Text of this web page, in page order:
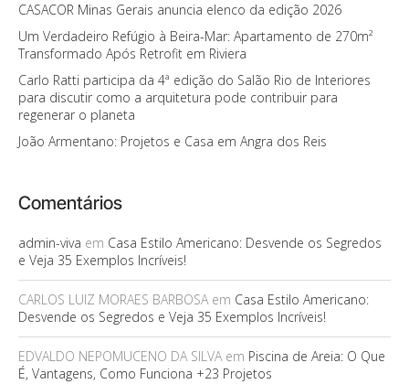
CASACOR Minas Gerais anuncia elenco da edição 2026
Um Verdadeiro Refúgio à Beira-Mar: Apartamento de 270m²
Transformado Após Retrofit em Riviera
Carlo Ratti participa da 4ª edição do Salão Rio de Interiores
para discutir como a arquitetura pode contribuir para
regenerar o planeta
João Armentano: Projetos e Casa em Angra dos Reis
Comentários
admin-viva em Casa Estilo Americano: Desvende os Segredos
e Veja 35 Exemplos Incríveis!
CARLOS LUIZ MORAES BARBOSAem Casa Estilo Americano:
Desvende os Segredos e Veja 35 Exemplos Incríveis!
EDVALDO NEPOMUCENO DA SILVAem Piscina de Areia: O Que
É, Vantagens, Como Funciona +23 Projetos